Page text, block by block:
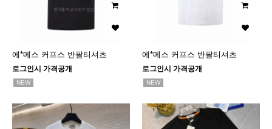
에*메스 커프스 반팔티셔츠
로그인시 가격공개
NEW
에*메스 커프스 반팔티셔츠
로그인시 가격공개
NEW